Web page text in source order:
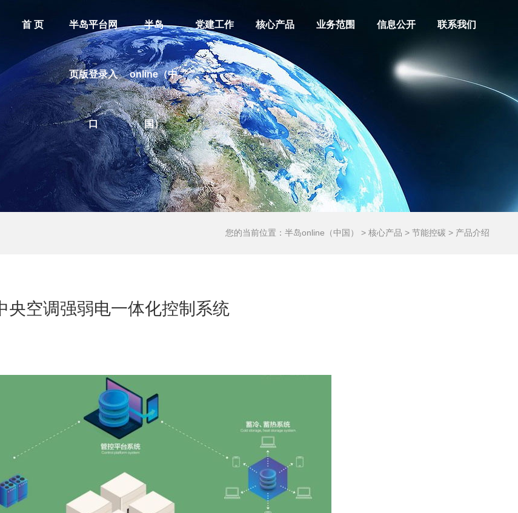
首 页 半岛平台网
页版登录入
口
半岛
online（中
国）
党建工作 核心产品 业务范围 信息公开 联系我们
您的当前位置： 半岛online（中国） > 核心产品 > 节能控碳 > 产品介绍
央空调强弱电一体化控制系统